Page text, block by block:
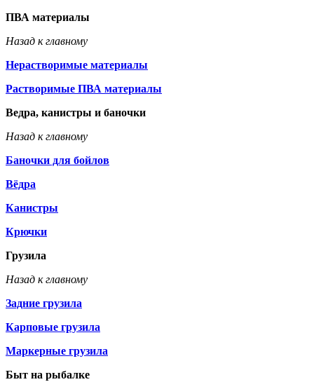
ПВА материалы
Назад к главному
Нерастворимые материалы
Растворимые ПВА материалы
Ведра, канистры и баночки
Назад к главному
Баночки для бойлов
Вёдра
Канистры
Крючки
Грузила
Назад к главному
Задние грузила
Карповые грузила
Маркерные грузила
Быт на рыбалке